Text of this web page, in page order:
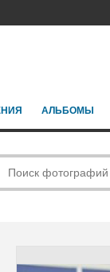
АЛЬБОМЫ